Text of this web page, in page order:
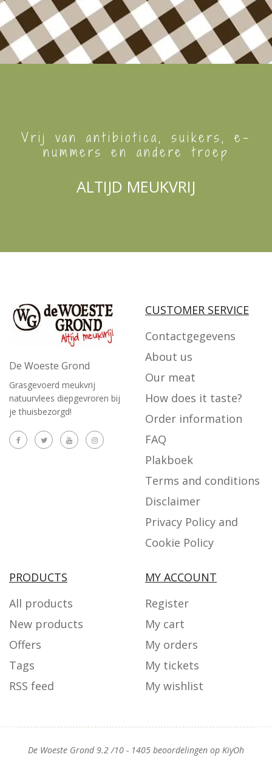
Vrij van antibiotica, suikers, e-
nummers en andere troep
ALTIJD MEUKVRIJ
De Woeste Grond
Grasgevoerd meukvrij
natuurvlees diepgevroren bij
je thuisbezorgd!
CUSTOMER SERVICE
Contactgegevens
About us
Our meat
How does it taste?
Order information
FAQ
Plakboek
Terms and conditions
Disclaimer
Privacy Policy and
Cookie Policy
PRODUCTS
All products
New products
Offers
Tags
RSS feed
MY ACCOUNT
Register
My cart
My orders
My tickets
My wishlist
De Woeste Grond9.2/10 - 1405 beoordelingen op KiyOh